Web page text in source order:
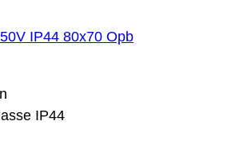
IP44 80x70 Opb
IP44